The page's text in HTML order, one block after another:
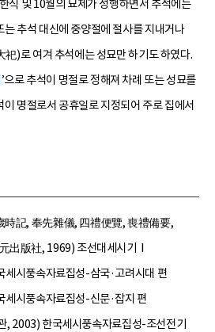
식 및 10월의 묘제가 성행하면서 추석에는
추석 대신에 중양절에 절사를 지내거나
)로 여겨 추석에는 성묘만 하기도 하였다.
’으로 추석이 명절로 정해져 차례 또는 성묘를
명절로서 공휴일로 지정되어 주로 집에서
記, 奉先雜儀, 四禮便覽, 喪禮備要,
出版社, 1969) 조선대세시기Ⅰ
시풍속자료집성-삼국·고려시대 편
시풍속자료집성-신문·잡지 편
2003) 한국세시풍속자료집성-조선전기